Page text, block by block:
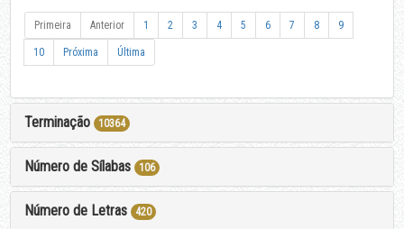
Primeira Anterior 1 2 3 4 5 6 7 8 9
10 Próxima Última
Terminação 10364
Número de Sílabas 106
Número de Letras 420